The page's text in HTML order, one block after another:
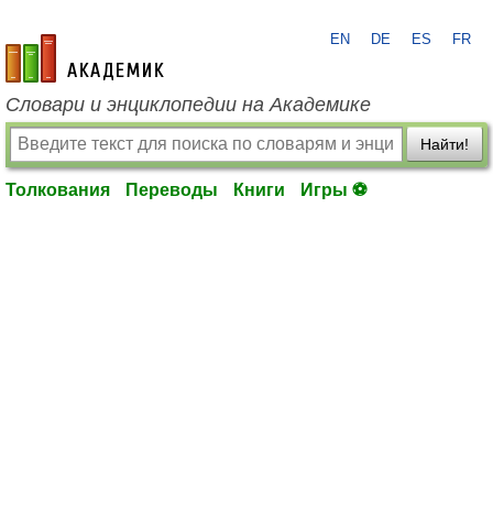
academic.ru
EN DE ES FR
Словари и энциклопедии на Академике
Найти!
Толкования Переводы Книги Игры ⚽